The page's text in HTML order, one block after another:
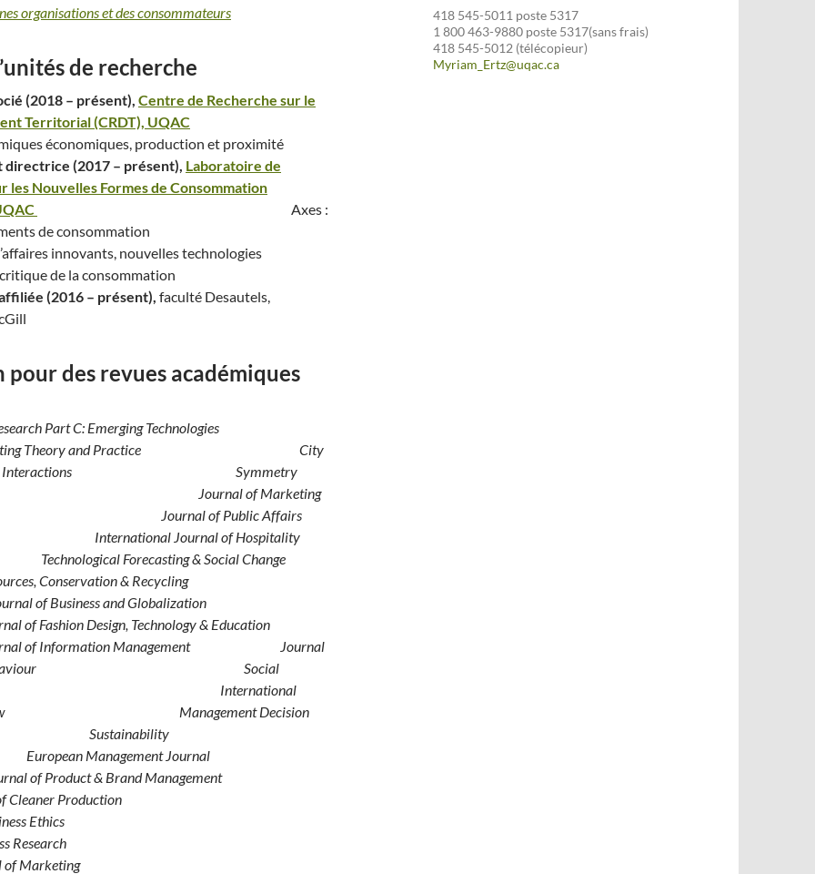
organisations et des consommateurs
de recherche
(2018 – présent), Centre de Recherche sur le
Territorial (CRDT), UQAC
économiques, production et proximité
directrice (2017 – présent), Laboratoire de
les Nouvelles Formes de Consommation
Axes :
de consommation
innovants, nouvelles technologies
de la consommation
(2016 – présent), faculté Desautels,
pour des revues académiques
Part C: Emerging Technologies
Theory and Practice City
Interactions Symmetry
Journal of Marketing
Journal of Public Affairs
International Journal of Hospitality
Technological Forecasting & Social Change
Conservation & Recycling
of Business and Globalization
of Fashion Design, Technology & Education
of Information Management Journal
Behaviour Social
International
Review Management Decision
Sustainability
European Management Journal
of Product & Brand Management
Cleaner Production
Ethics
Business Research
Journal of Marketing
418 545-5011 poste 5317
1 800 463-9880 poste 5317(sans frais)
418 545-5012 (télécopieur)
Myriam_Ertz@uqac.ca